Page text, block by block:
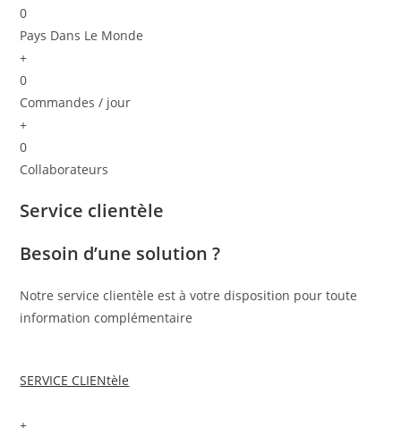
0
Pays Dans Le Monde
+
0
Commandes / jour
+
0
Collaborateurs
Service clientèle
Besoin d’une solution ?
Notre service clientèle est à votre disposition pour toute
information complémentaire
SERVICE CLIENtèle